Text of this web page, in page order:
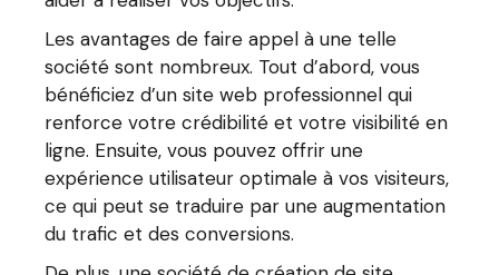
Les avantages de faire appel à une telle
société sont nombreux. Tout d’abord, vous
bénéficiez d’un site web professionnel qui
renforce votre crédibilité et votre visibilité en
ligne. Ensuite, vous pouvez offrir une
expérience utilisateur optimale à vos visiteurs,
ce qui peut se traduire par une augmentation
du trafic et des conversions.